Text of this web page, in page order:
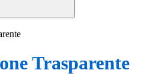
Trasparente